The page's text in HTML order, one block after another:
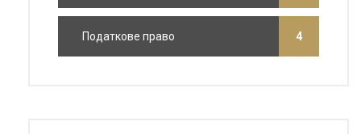
Податкове право 4